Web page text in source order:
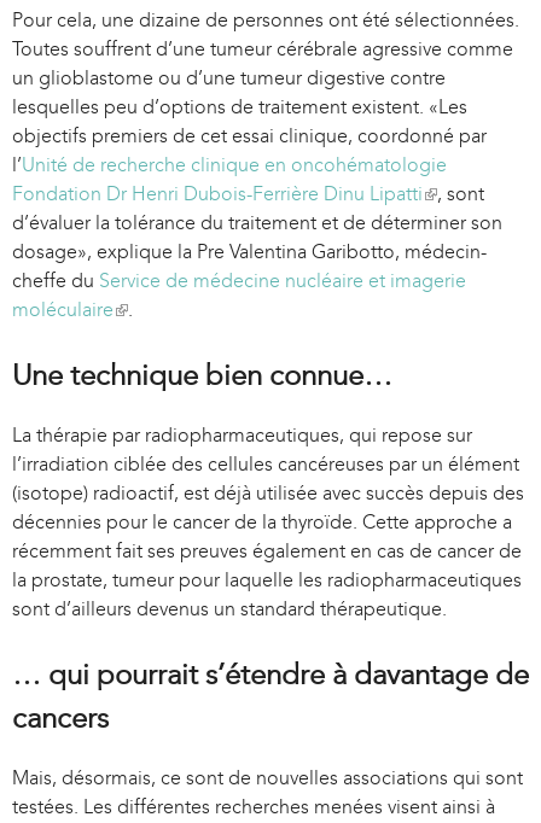
Pour cela, une dizaine de personnes ont été sélectionnées.
Toutes souffrent d’une tumeur cérébrale agressive comme
un glioblastome ou d’une tumeur digestive contre
lesquelles peu d’options de traitement existent. «Les
objectifs premiers de cet essai clinique, coordonné par
l’Unité de recherche clinique en oncohématologie
Fondation Dr Henri Dubois-Ferrière Dinu Lipatti(
l
i
n
, sont
d’évaluer la tolérance du traitement et de déterminer son
dosage», explique la Pre Valentina Garibotto, médecin-
cheffe du Service de médecine nucléaire et imagerie
moléculaire(
i
s
x
t
a
.
Une technique bien connue…
La thérapie par radiopharmaceutiques, qui repose sur
l’irradiation ciblée des cellules cancéreuses par un élément
(isotope) radioactif, est déjà utilisée avec succès depuis des
décennies pour le cancer de la thyroïde. Cette approche a
récemment fait ses preuves également en cas de cancer de
la prostate, tumeur pour laquelle les radiopharmaceutiques
sont d’ailleurs devenus un standard thérapeutique.
… qui pourrait s’étendre à davantage de
cancers
Mais, désormais, ce sont de nouvelles associations qui sont
testées. Les différentes recherches menées visent ainsi à